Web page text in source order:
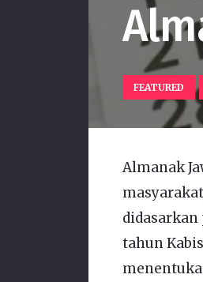
FEATURED
Almanak
tahun